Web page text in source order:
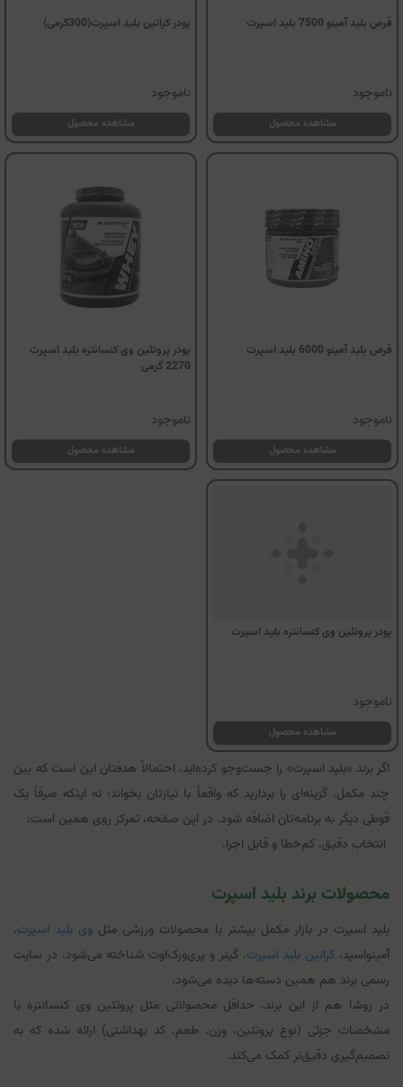
قرص بلید آمینو 7500 بلید اسپرت
ناموجود
مشاهده محصول
پودر کراتین بلید اسپرت(300گرمی)
ناموجود
مشاهده محصول
قرص بلید آمینو 6000 بلید اسپرت
ناموجود
مشاهده محصول
پودر پروتئین وی کنسانتره بلید اسپرت
2270 گرمی
ناموجود
مشاهده محصول
پودر پروتئین وی کنسانتره بلید اسپرت
ناموجود
مشاهده محصول
اگر برند «بلید اسپرت» را جست‌وجو کرده‌اید، احتمالاً هدفتان این است که بین
چند مکمل، گزینه‌ای را بردارید که واقعاً با نیازتان بخواند؛ نه اینکه صرفاً یک
قوطی دیگر به برنامه‌تان اضافه شود. در این صفحه، تمرکز روی همین است:
انتخاب دقیق، کم‌خطا و قابل اجرا.
محصولات برند بلید اسپرت
بلید اسپرت در بازار مکمل بیشتر با محصولات ورزشی مثل وی بلید اسپرت،
آمینواسید، کراتین بلید اسپرت، گینر و پری‌ورک‌اوت شناخته می‌شود. در سایت
رسمی برند هم همین دسته‌ها دیده می‌شود.
در روشا هم از این برند، حداقل محصولاتی مثل پروتئین وی کنسانتره با
مشخصات جزئی (نوع پروتئین، وزن، طعم، کد بهداشتی) ارائه شده که به
تصمیم‌گیری دقیق‌تر کمک می‌کند.